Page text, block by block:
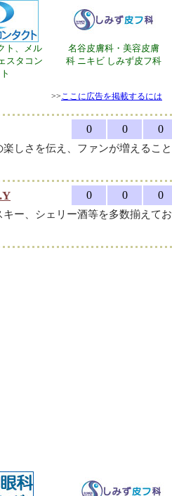
ト、メル
スタコン
名谷皮膚科・美容皮膚
科 ニキビ しみず皮フ科
>>ここに広告を掲載するには
0 0 0
しさを伝え、ファンが増えること
0 0 0
ー、シェリー酒等を多数揃えてお